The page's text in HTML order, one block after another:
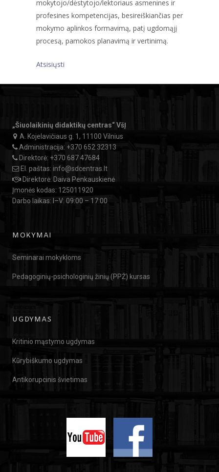
mokytojo/dėstytojo/lektoriaus asmenines ir
profesines kompetencijas, besireiškiančias per
mokymo aplinkos formavimą, patį ugdomąjį
procesą, pamokos planavimą ir vertinimą.
Atsisiųsti
„Šiuolaikinių didaktikų centras“ VšĮ
A. Kojelavičiaus g. 1, 11100 Vilnius
Administracija: +370 652 32313
Direktorė: +370 687 47684
El. paštas: info@sdcentras.lt
Direktorė: Daiva Penkauskienė
Įmonės kodas: 125011920
Darbo laikas: I–V: 09:00 – 17:00
MOKYMAI
Seminarai mokykloms
Pedagoginių-psichologinių žinių (PPŽ) kursas
UGDYMAS
Kritinio mąstymo ugdymas
Kūrybiškumo ugdymas
Antikorupcinis švietimas